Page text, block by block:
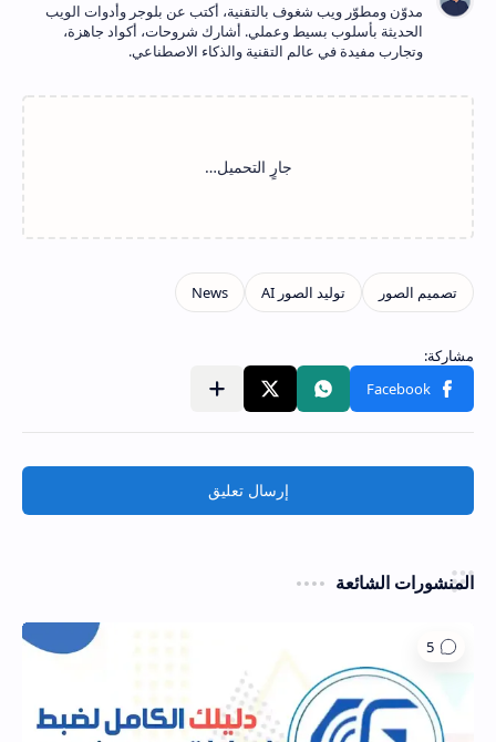
مدوّن ومطوّر ويب شغوف بالتقنية، أكتب عن بلوجر وأدوات الويب
الحديثة بأسلوب بسيط وعملي. أشارك شروحات، أكواد جاهزة،
وتجارب مفيدة في عالم التقنية والذكاء الاصطناعي.
مشاركة في التطبيقات الأخرى
إرسال تعليق
المنشورات الشائعة